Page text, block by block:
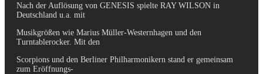
Nach der Auflösung von GENESIS spielte RAY WILSON in
Deutschland u.a. mit
Musikgrößen wie Marius Müller-Westernhagen und den
Turntablerocker. Mit den
Scorpions und den Berliner Philharmonikern stand er gemeinsam
zum Eröffnungs-